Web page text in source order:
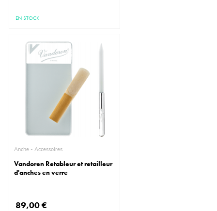
EN STOCK
Anche - Accessoires
Vandoren Retableur et retailleur
d'anches en verre
89,00 €